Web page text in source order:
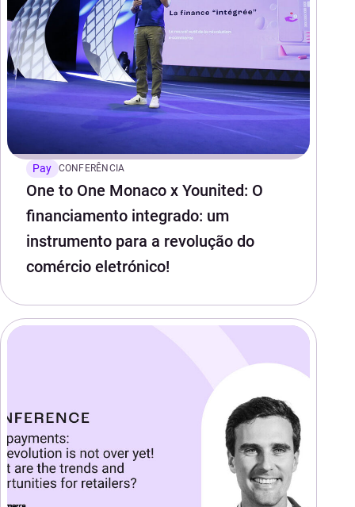
Pay CONFERÊNCIA
One to One Monaco x Younited: O
financiamento integrado: um
instrumento para a revolução do
comércio eletrónico!